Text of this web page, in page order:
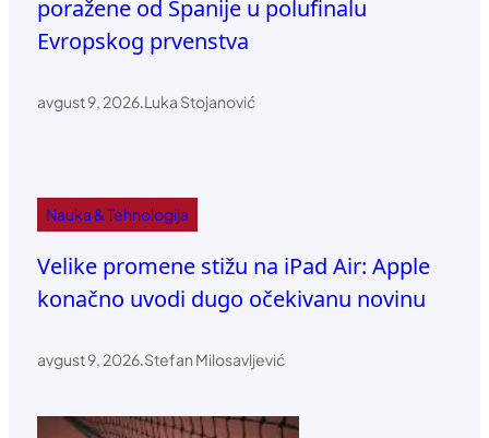
poražene od Španije u polufinalu
Evropskog prvenstva
avgust 9, 2026.Luka Stojanović
Nauka & Tehnologija
Velike promene stižu na iPad Air: Apple
konačno uvodi dugo očekivanu novinu
avgust 9, 2026.Stefan Milosavljević